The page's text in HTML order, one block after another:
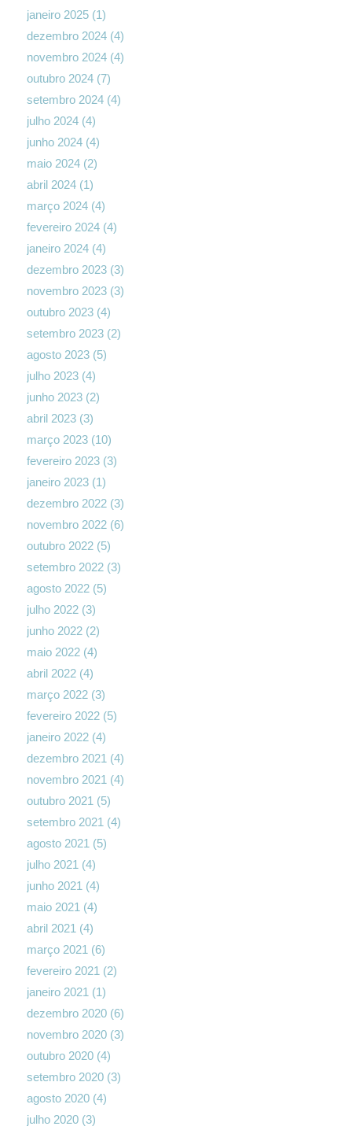
janeiro 2025(1)
dezembro 2024(4)
novembro 2024(4)
outubro 2024(7)
setembro 2024(4)
julho 2024(4)
junho 2024(4)
maio 2024(2)
abril 2024(1)
março 2024(4)
fevereiro 2024(4)
janeiro 2024(4)
dezembro 2023(3)
novembro 2023(3)
outubro 2023(4)
setembro 2023(2)
agosto 2023(5)
julho 2023(4)
junho 2023(2)
abril 2023(3)
março 2023(10)
fevereiro 2023(3)
janeiro 2023(1)
dezembro 2022(3)
novembro 2022(6)
outubro 2022(5)
setembro 2022(3)
agosto 2022(5)
julho 2022(3)
junho 2022(2)
maio 2022(4)
abril 2022(4)
março 2022(3)
fevereiro 2022(5)
janeiro 2022(4)
dezembro 2021 (4)
novembro 2021 (4)
outubro 2021 (5)
setembro 2021 (4)
agosto 2021 (5)
julho 2021 (4)
junho 2021 (4)
maio 2021 (4)
abril 2021 (4)
março 2021 (6)
fevereiro 2021 (2)
janeiro 2021 (1)
dezembro 2020(6)
novembro 2020(3)
outubro 2020(4)
setembro 2020(3)
agosto 2020(4)
julho 2020(3)